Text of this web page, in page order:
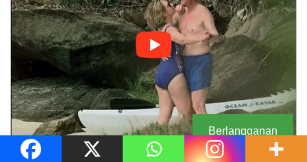
Berlangganan